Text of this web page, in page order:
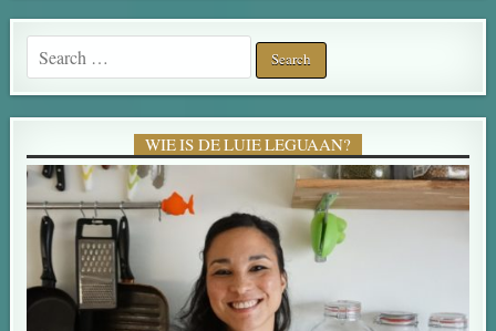
WIE IS DE LUIE LEGUAAN?